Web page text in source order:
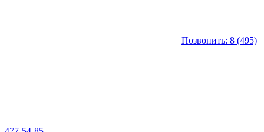
Позвонить: 8 (495)